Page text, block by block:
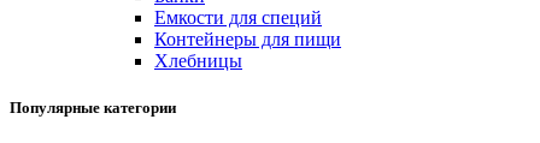
Емкости для специй
Контейнеры для пищи
Хлебницы
Популярные категории